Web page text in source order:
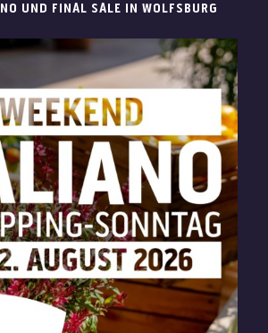
klimatisierte Stores und genussvolle
Marken.
den Urlaub, Accessoires für sonnige
Erfrischung zwischendurch: Bei uns
Sommerfeeling und entspannte
Ort.
zum Outletpreis entdecken
UND FINAL SALE IN WOLFSBURG